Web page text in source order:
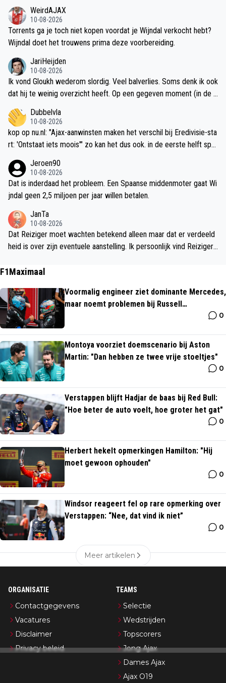
WeirdAJAX
10-08-2026
Torrents ga je toch niet kopen voordat je Wijndal verkocht hebt?
Wijndal doet het trouwens prima deze voorbereiding.
JariHeijden
10-08-2026
Ik vond Gloukh wederom slordig. Veel balverlies. Soms denk ik ook
dat hij te weinig overzicht heeft. Op een gegeven moment (in de e
raaide naar rechts, waar nu juist een verdediger stond. Ik denk dat
hij ruimte wilde maken voor zijn rechterbeen, maar dat kon dus nie
t. HIj had met links moeten schieten of voor een andere oplossing
r precies stond. En dit overkomt hem vaker. Hij heeft een zeker g
ebrek aan overzicht in een dribbel.
Dubbelvla
10-08-2026
kop op nu.nl: "Ajax-aanwinsten maken het verschil bij Eredivisie-sta
rt: 'Ontstaat iets moois'" zo kan het dus ook. in de eerste helft spe
ur en Godts. Je ziet wat dat brengt. In de tweede helft maken de i
nvallers, aankopen, het verschil. Vertel mij of die aankopen te vera
ntwoorden zijn.
Jeroen90
10-08-2026
Dat is inderdaad het probleem. Een Spaanse middenmoter gaat Wi
jndal geen 2,5 miljoen per jaar willen betalen.
JanTa
10-08-2026
Dat Reiziger moet wachten betekend alleen maar dat er verdeeld
heid is over zijn eventuele aanstelling. Ik persoonlijk vind Reiziger
ofclub. Kijk maar eens in het buitenland naar een geschikte kandida
F1Maximaal
Voormalig engineer ziet dominante Mercedes,
maar noemt problemen bij Russell
0
Montoya voorziet doemscenario bij Aston
Martin: "Dan hebben ze twee vrije stoeltjes"
0
Verstappen blijft Hadjar de baas bij Red Bull:
"Hoe beter de auto voelt, hoe groter het gat"
0
Herbert hekelt opmerkingen Hamilton: "Hij
moet gewoon ophouden"
0
Windsor reageert fel op rare opmerking over
Verstappen: “Nee, dat vind ik niet”
0
Meer artikelen
ORGANISATIE
Contactgegevens
Vacatures
Disclaimer
Privacy beleid
TEAMS
Selectie
Wedstrijden
Topscorers
Jong Ajax
Dames Ajax
Ajax O19